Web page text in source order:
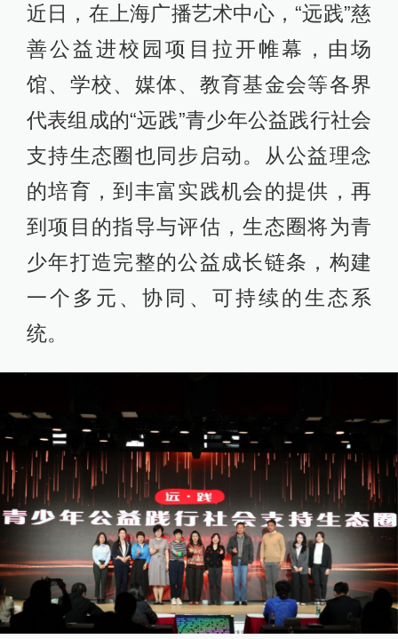
近日，在上海广播艺术中心，“远践”慈
善公益进校园项目拉开帷幕，由场
馆、学校、媒体、教育基金会等各界
代表组成的“远践”青少年公益践行社会
支持生态圈也同步启动。从公益理念
的培育，到丰富实践机会的提供，再
到项目的指导与评估，生态圈将为青
少年打造完整的公益成长链条，构建
一个多元、协同、可持续的生态系
统。